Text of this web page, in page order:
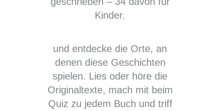
Kinder.
und entdecke die Orte, an
denen diese Geschichten
spielen. Lies oder höre die
Originaltexte, mach mit beim
Quiz zu jedem Buch und triff